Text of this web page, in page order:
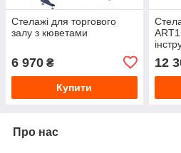
Стелажі для торгового
залу з кюветами
6 970 ₴
Купити
12
Про нас